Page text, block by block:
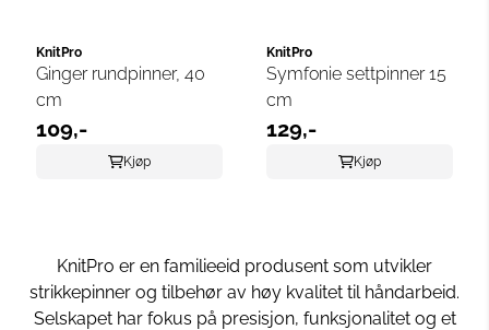
KnitPro
Ginger rundpinner, 40
cm
109,-
Kjøp
KnitPro
Symfonie settpinner 15
cm
129,-
Kjøp
KnitPro er en familieeid produsent som utvikler
strikkepinner og tilbehør av høy kvalitet til håndarbeid.
Selskapet har fokus på presisjon, funksjonalitet og et